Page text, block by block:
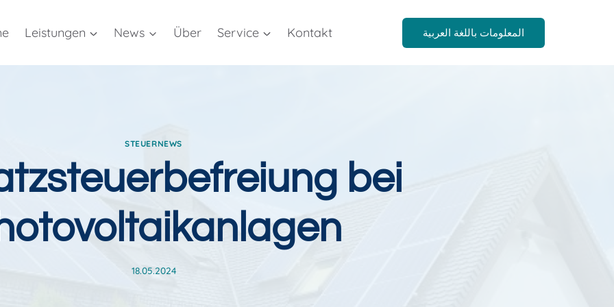
Leistungen News Über Service Kontakt المعلومات باللغة العربية
STEUERNEWS
bei
18.05.2024